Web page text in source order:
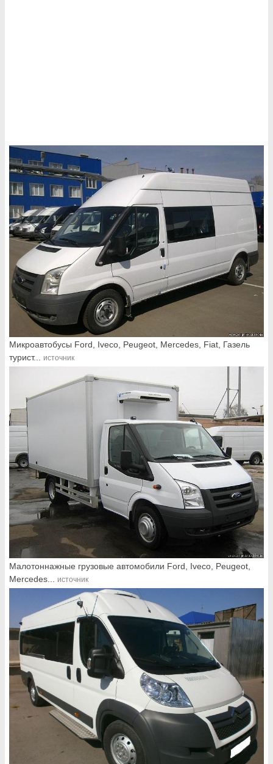
Микроавтобусы Ford, Iveco, Peugeot, Mercedes, Fiat, Газель
турист...
источник
Малотоннажные грузовые автомобили Ford, Iveco, Peugeot,
Mercedes...
источник